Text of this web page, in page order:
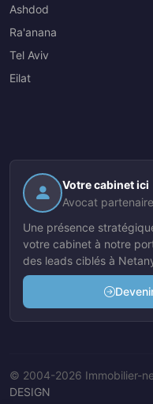
Ashdod
Ra'anana
Tel Aviv
Eilat
Votre cabinet ici
Avocat partenaire
Une présence
votre cabinet à notre
des leads ciblés à
© 2004-2026 Immobilier-
DESIGN